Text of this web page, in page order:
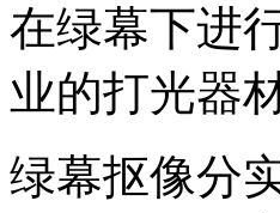
在绿幕下进
业的打光器
绿幕抠像分